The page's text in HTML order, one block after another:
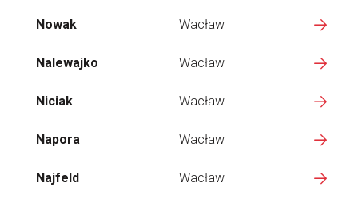
Nowak Wacław
Nalewajko Wacław
Niciak Wacław
Napora Wacław
Najfeld Wacław